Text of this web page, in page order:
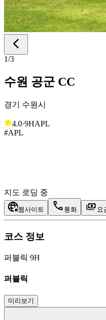
1/3
수원 공군 CC
경기 수원시
4.0·9HAPL
#APL
지도 로딩 중
웹사이트 통화 요
코스 정보
퍼블릭 9H
퍼블릭
미리보기